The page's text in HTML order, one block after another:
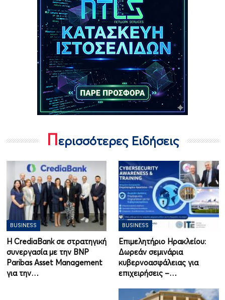
Περισσότερες Ειδήσεις
BUSINESS
Η CrediaBank σε στρατηγική
συνεργασία με την BNP
Paribas Asset Management
για την…
BUSINESS
Επιμελητήριο Ηρακλείου:
Δωρεάν σεμινάρια
κυβερνοασφάλειας για
επιχειρήσεις –…